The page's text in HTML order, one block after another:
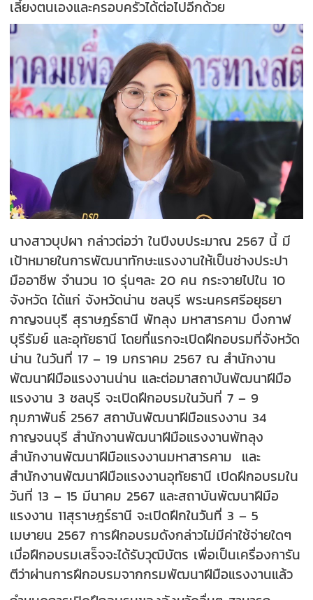
เลี้ยงตนเองและครอบครัวได้ต่อไปอีกด้วย
นางสาวบุปผา กล่าวต่อว่า ในปีงบประมาณ 2567 นี้ มี
เป้าหมายในการพัฒนาทักษะแรงงานให้เป็นช่างประปา
มืออาชีพ จำนวน 10 รุ่นๆละ 20 คน กระจายไปใน 10
จังหวัด ได้แก่ จังหวัดน่าน ชลบุรี พระนครศรีอยุธยา
กาญจนบุรี สุราษฎร์ธานี พัทลุง มหาสารคาม บึงกาฬ
บุรีรัมย์ และอุทัยธานี โดยที่แรกจะเปิดฝึกอบรมที่จังหวัด
น่าน ในวันที่ 17 – 19 มกราคม 2567 ณ สำนักงาน
พัฒนาฝีมือแรงงานน่าน และต่อมาสถาบันพัฒนาฝีมือ
แรงงาน 3 ชลบุรี จะเปิดฝึกอบรมในวันที่ 7 – 9
กุมภาพันธ์ 2567 สถาบันพัฒนาฝีมือแรงงาน 34
กาญจนบุรี สำนักงานพัฒนาฝีมือแรงงานพัทลุง
สำนักงานพัฒนาฝีมือแรงงานมหาสารคาม และ
สำนักงานพัฒนาฝีมือแรงงานอุทัยธานี เปิดฝึกอบรมใน
วันที่ 13 – 15 มีนาคม 2567 และสถาบันพัฒนาฝีมือ
แรงงาน 11สุราษฎร์ธานี จะเปิดฝึกในวันที่ 3 – 5
เมษายน 2567 การฝึกอบรมดังกล่าวไม่มีค่าใช้จ่ายใดๆ
เมื่อฝึกอบรมเสร็จจะได้รับวุฒิบัตร เพื่อเป็นเครื่องการัน
ตีว่าผ่านการฝึกอบรมจากกรมพัฒนาฝีมือแรงงานแล้ว